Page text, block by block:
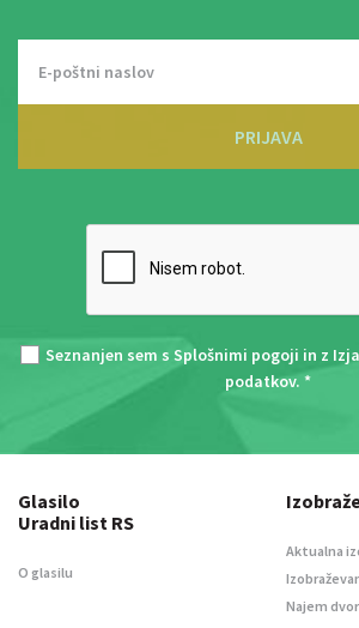
PRIJAVA
Seznanjen sem s Splošnimi pogoji in z
podatkov. *
Glasilo
Uradni list RS
O glasilu
Aktualna
Najem